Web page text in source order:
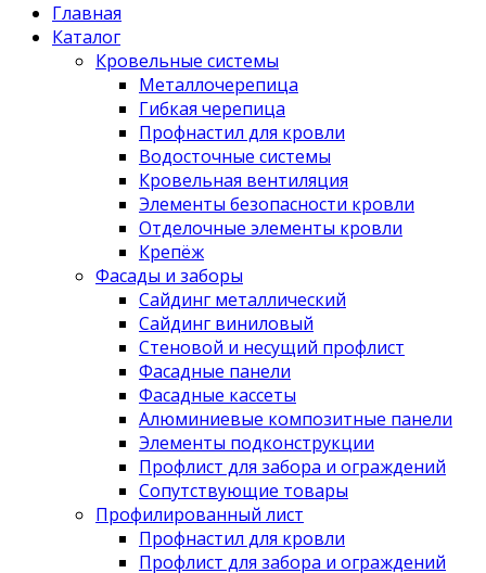
Главная
Каталог
Кровельные системы
Металлочерепица
Гибкая черепица
Профнастил для кровли
Водосточные системы
Кровельная вентиляция
Элементы безопасности кровли
Отделочные элементы кровли
Крепёж
Фасады и заборы
Сайдинг металлический
Сайдинг виниловый
Стеновой и несущий профлист
Фасадные панели
Фасадные кассеты
Алюминиевые композитные панели
Элементы подконструкции
Профлист для забора и ограждений
Сопутствующие товары
Профилированный лист
Профнастил для кровли
Профлист для забора и ограждений